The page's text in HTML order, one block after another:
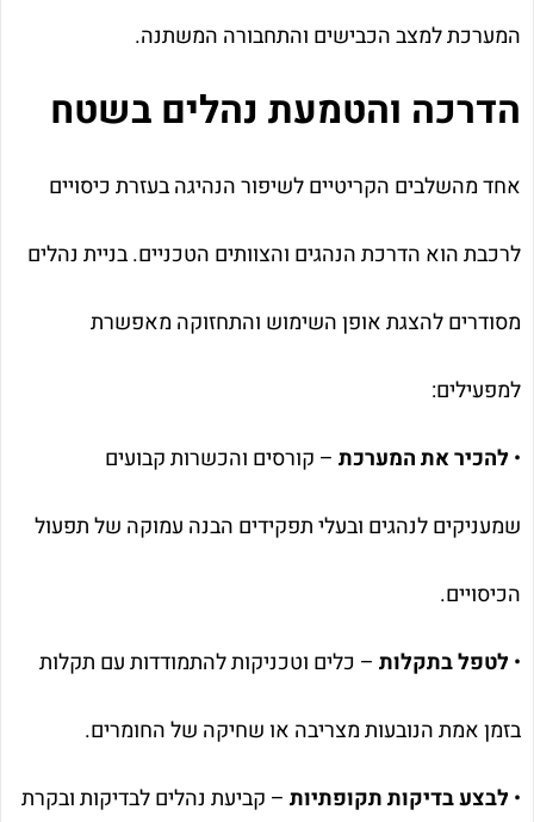
המערכת למצב הכבישים והתחבורה המשתנה.
הדרכה והטמעת נהלים בשטח
אחד מהשלבים הקריטיים לשיפור הנהיגה בעזרת כיסויים
לרכבת הוא הדרכת הנהגים והצוותים הטכניים. בניית נהלים
מסודרים להצגת אופן השימוש והתחזוקה מאפשרת
למפעילים:
•להכיר את המערכת – קורסים והכשרות קבועים
שמעניקים לנהגים ובעלי תפקידים הבנה עמוקה של תפעול
הכיסויים.
•לטפל בתקלות – כלים וטכניקות להתמודדות עם תקלות
בזמן אמת הנובעות מצריבה או שחיקה של החומרים.
•לבצע בדיקות תקופתיות – קביעת נהלים לבדיקות ובקרת